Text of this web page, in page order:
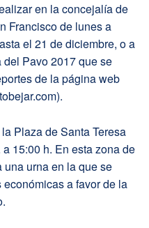
en la concejalía de
Francisco de lunes a
el 21 de diciembre, o a
Pavo 2017 que se
de la página web
Plaza de Santa Teresa
15:00 h. En esta zona de
urna en la que se
a favor de la